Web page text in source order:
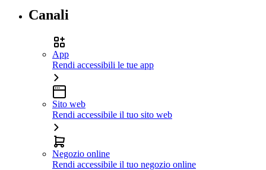
Canali
App
Rendi accessibili le tue app
Sito web
Rendi accessibile il tuo sito web
Negozio online
Rendi accessibile il tuo negozio online